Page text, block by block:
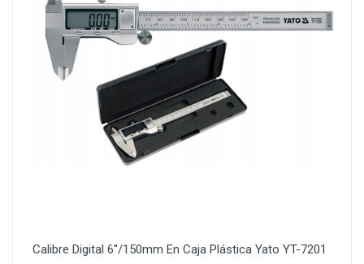
Calibre Digital 6''/150mm En Caja Plástica Yato YT-7201